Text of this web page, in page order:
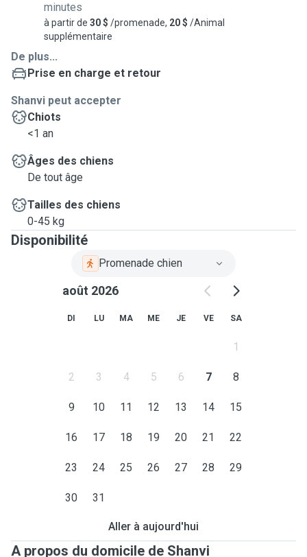
minutes
à partir de 30 $ /promenade, 20 $ /Animal
supplémentaire
De plus...
Prise en charge et retour
Shanvi peut accepter
Chiots
<1 an
Âges des chiens
De tout âge
Tailles des chiens
0-45 kg
Disponibilité
Promenade chien
août 2026
DI LU MA ME JE VE SA
1
2 3 4 5 6 7 8
9 10 11 12 13 14 15
16 17 18 19 20 21 22
23 24 25 26 27 28 29
30 31
Aller à aujourd'hui
A propos du domicile de Shanvi